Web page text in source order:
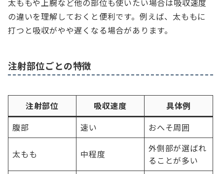
太ももや上腕など他の部位も使いたい場合は吸収速度
の違いを理解しておくと便利です。例えば、太ももに
打つと吸収がやや遅くなる場合があります。
注射部位ごとの特徴
注射部位 吸収速度
具体例
腹部
速い おへそ周囲
太もも 中程度
外側部が選ばれ
ることが多い